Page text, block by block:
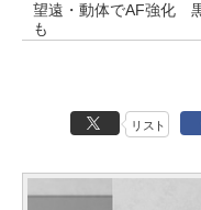
望遠・動体でAF強化
も
リスト